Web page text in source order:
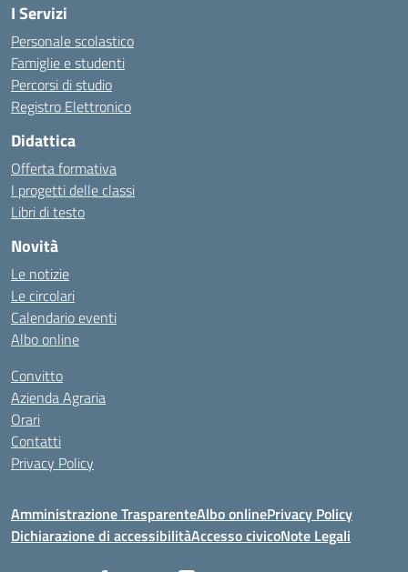
I Servizi
Personale scolastico
Famiglie e studenti
Percorsi di studio
Registro Elettronico
Didattica
Offerta formativa
I progetti delle classi
Libri di testo
Novità
Le notizie
Le circolari
Calendario eventi
Albo online
Convitto
Azienda Agraria
Orari
Contatti
Privacy Policy
Amministrazione TrasparenteAlbo onlinePrivacy Policy
Dichiarazione di accessibilitàAccesso civicoNote Legali